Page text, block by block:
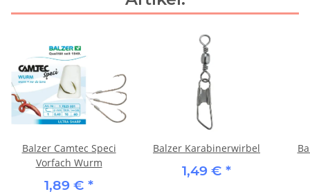
Balzer Camtec Speci
Vorfach Wurm
1,89 € *
Balzer Karabinerwirbel
1,49 € *